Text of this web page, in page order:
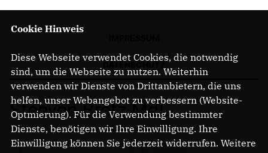
Steeven Bretz MdL
Cookie Hinweis
Diese Webseite verwendet Cookies, die notwendig
sind, um die Webseite zu nutzen. Weiterhin
verwenden wir Dienste von Drittanbietern, die uns
helfen, unser Webangebot zu verbessern (Website-
Optmierung). Für die Verwendung bestimmter
Dienste, benötigen wir Ihre Einwilligung. Ihre
Einwilligung können Sie jederzeit widerrufen. Weitere